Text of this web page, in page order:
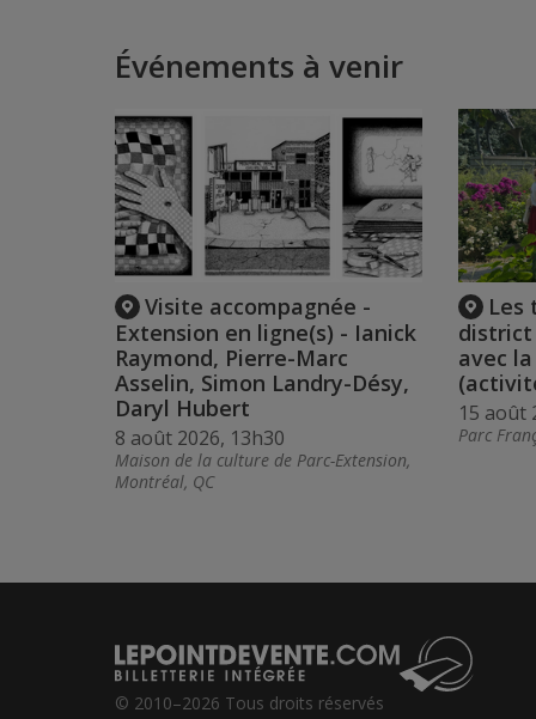
Événements à venir
Visite accompagnée -
Extension en ligne(s) - Ianick
Raymond, Pierre-Marc
Asselin, Simon Landry-Désy,
Daryl Hubert
8 août 2026, 13h30
Maison de la culture de Parc-Extension,
Montréal, QC
Les
district
avec
15 août
Parc
© 2010–2026 Tous droits réservés